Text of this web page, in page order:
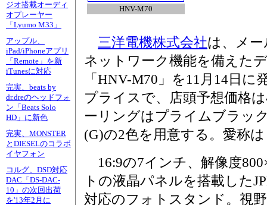
ジオ搭載オーディ
オプレーヤー
「Lyumo M33」
アップル、
iPad/iPhoneアプリ
「Remote」を新
iTunesに対応
完実、beats by
dr.dreのヘッドフォ
ン「Beats Solo
HD」に新色
完実、MONSTER
とDIESELのコラボ
イヤフォン
コルグ、DSD対応
DAC「DS-DAC-
10」の次回出荷
を'13年2月に
HNV-M70
三洋電機株式会社は、メ
ネットワーク機能を備えた
「HNV-M70」を11月14日
プライスで、店頭予想価格
ーリングはプライムブラッ
(G)の2色を用意する。愛称
16:9の7インチ、解像度
トの液晶パネルを搭載した
対応のフォトスタンド。視